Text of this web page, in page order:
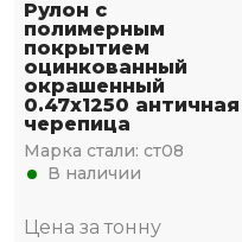
Рулон с
полимерным
покрытием
оцинкованный
окрашенный
0.47x1250 античная
черепица
Марка стали: ст08
В наличии
Цена за тонну